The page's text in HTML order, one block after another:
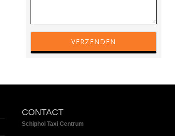
CONTACT
Schiphol Taxi Centrum